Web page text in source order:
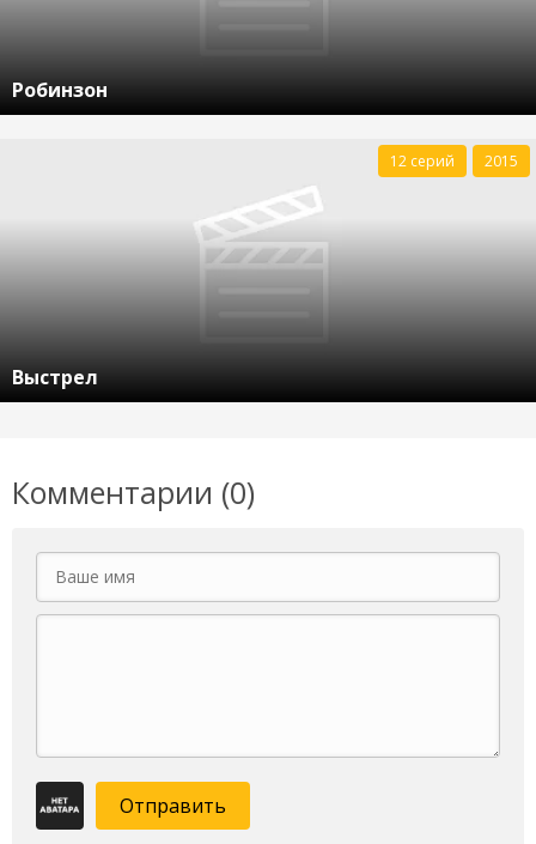
Робинзон
Выстрел
12 серий 2015
Комментарии (0)
Отправить